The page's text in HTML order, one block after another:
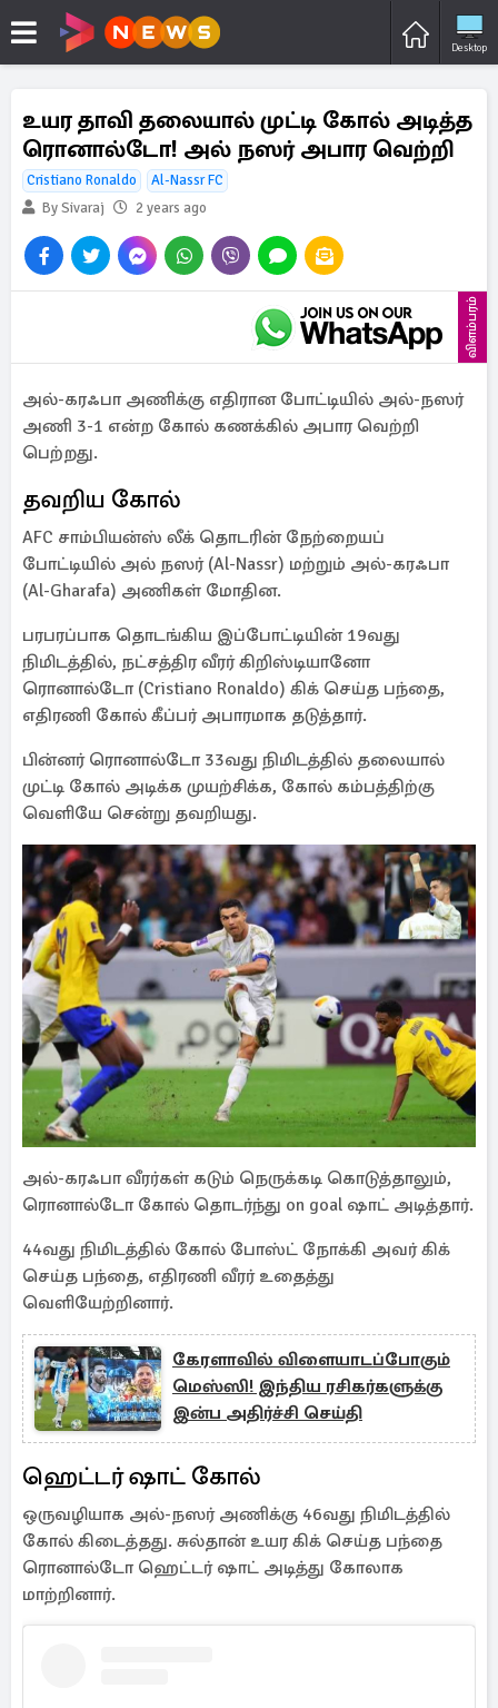
Desktop
உயர தாவி தலையால் முட்டி கோல் அடித்த
ரொனால்டோ! அல் நஸர் அபார வெற்றி
Cristiano Ronaldo
Al-Nassr FC
By Sivaraj
2 years ago
விளம்பரம்
அல்-கரஃபா அணிக்கு எதிரான போட்டியில் அல்-நஸர்
அணி 3-1 என்ற கோல் கணக்கில் அபார வெற்றி
பெற்றது.
தவறிய கோல்
AFC சாம்பியன்ஸ் லீக் தொடரின் நேற்றையப்
போட்டியில் அல் நஸர் (Al-Nassr) மற்றும் அல்-கரஃபா
(Al-Gharafa) அணிகள் மோதின.
பரபரப்பாக தொடங்கிய இப்போட்டியின் 19வது
நிமிடத்தில், நட்சத்திர வீரர் கிறிஸ்டியானோ
ரொனால்டோ (Cristiano Ronaldo) கிக் செய்த பந்தை,
எதிரணி கோல் கீப்பர் அபாரமாக தடுத்தார்.
பின்னர் ரொனால்டோ 33வது நிமிடத்தில் தலையால்
முட்டி கோல் அடிக்க முயற்சிக்க, கோல் கம்பத்திற்கு
வெளியே சென்று தவறியது.
அல்-கரஃபா வீரர்கள் கடும் நெருக்கடி கொடுத்தாலும்,
ரொனால்டோ கோல் தொடர்ந்து on goal ஷாட் அடித்தார்.
44வது நிமிடத்தில் கோல் போஸ்ட் நோக்கி அவர் கிக்
செய்த பந்தை, எதிரணி வீரர் உதைத்து
வெளியேற்றினார்.
கேரளாவில் விளையாடப்போகும்
மெஸ்ஸி! இந்திய ரசிகர்களுக்கு
இன்ப அதிர்ச்சி செய்தி
ஹெட்டர் ஷாட் கோல்
ஒருவழியாக அல்-நஸர் அணிக்கு 46வது நிமிடத்தில்
கோல் கிடைத்தது. சுல்தான் உயர கிக் செய்த பந்தை
ரொனால்டோ ஹெட்டர் ஷாட் அடித்து கோலாக
மாற்றினார்.